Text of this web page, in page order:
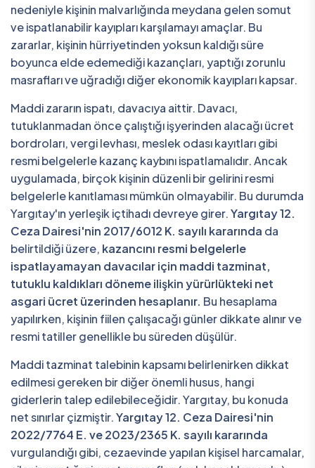
nedeniyle kişinin malvarlığında meydana gelen somut
ve ispatlanabilir kayıpları karşılamayı amaçlar. Bu
zararlar, kişinin hürriyetinden yoksun kaldığı süre
boyunca elde edemediği kazançları, yaptığı zorunlu
masrafları ve uğradığı diğer ekonomik kayıpları kapsar.
Maddi zararın ispatı, davacıya aittir. Davacı,
tutuklanmadan önce çalıştığı işyerinden alacağı ücret
bordroları, vergi levhası, meslek odası kayıtları gibi
resmi belgelerle kazanç kaybını ispatlamalıdır. Ancak
uygulamada, birçok kişinin düzenli bir gelirini resmi
belgelerle kanıtlaması mümkün olmayabilir. Bu durumda
Yargıtay'ın yerleşik içtihadı devreye girer.Yargıtay 12.
Ceza Dairesi'nin 2017/6012 K. sayılı kararında da
belirtildiği üzere, kazancını resmi belgelerle
ispatlayamayan davacılar için maddi tazminat,
tutuklu kaldıkları döneme ilişkin yürürlükteki net
asgari ücret üzerinden hesaplanır. Bu hesaplama
yapılırken, kişinin fiilen çalışacağı günler dikkate alınır ve
resmi tatiller genellikle bu süreden düşülür.
Maddi tazminat talebinin kapsamı belirlenirken dikkat
edilmesi gereken bir diğer önemli husus, hangi
giderlerin talep edilebileceğidir. Yargıtay, bu konuda
net sınırlar çizmiştir.Yargıtay 12. Ceza Dairesi'nin
2022/7764 E. ve 2023/2365 K. sayılı kararında
vurgulandığı gibi, cezaevinde yapılan kişisel harcamalar,